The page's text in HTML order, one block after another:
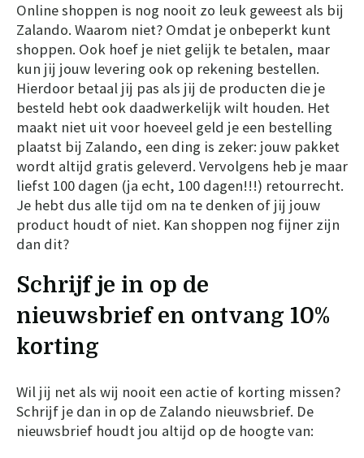
Online shoppen is nog nooit zo leuk geweest als bij
Zalando. Waarom niet? Omdat je onbeperkt kunt
shoppen. Ook hoef je niet gelijk te betalen, maar
kun jij jouw levering ook op rekening bestellen.
Hierdoor betaal jij pas als jij de producten die je
besteld hebt ook daadwerkelijk wilt houden. Het
maakt niet uit voor hoeveel geld je een bestelling
plaatst bij Zalando, een ding is zeker: jouw pakket
wordt altijd gratis geleverd. Vervolgens heb je maar
liefst 100 dagen (ja echt, 100 dagen!!!) retourrecht.
Je hebt dus alle tijd om na te denken of jij jouw
product houdt of niet. Kan shoppen nog fijner zijn
dan dit?
Schrijf je in op de
nieuwsbrief en ontvang 10%
korting
Wil jij net als wij nooit een actie of korting missen?
Schrijf je dan in op de Zalando nieuwsbrief. De
nieuwsbrief houdt jou altijd op de hoogte van: